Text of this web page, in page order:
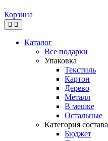
Корзина
Каталог
Все подарки
Упаковка
Текстиль
Картон
Дерево
Металл
В мешке
Остальные
Категория состава
Бюджет